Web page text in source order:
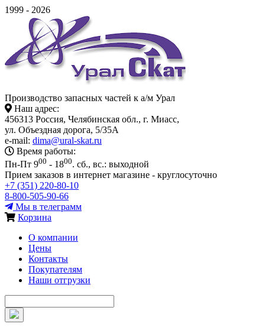
1999 - 2026
Производство запасных частей к а/м Урал
Наш адрес:
456313 Россия, Челябинская обл., г. Миасс,
ул. Объездная дорога, 5/35А
e-mail: dima@ural-skat.ru
Время работы:
Пн-Пт 900 - 1800. сб., вс.: выходной
Прием заказов в интернет магазине - круглосуточно
+7 (351) 220-80-10
8-800-505-90-66
Мы в телеграмм
Корзина
О компании
Цены
Контакты
Покупателям
Наши отгрузки